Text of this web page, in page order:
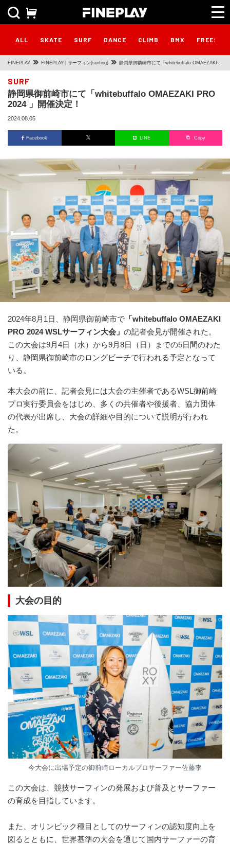
ALL SKATE SURF DANCE CLIMB BMX
FINEPLAY FINEPLAY | サーフィン(surfing) 静岡県御前崎市にて「whitebuffalo OMAEZAKI
SURF
静岡県御前崎市にて「whitebuffalo OMAEZAKI PRO
2024 」開催決定！
2024.08.05
Facebook LINE Copy
2024年8月1日、静岡県御前崎市で 「whitebuffalo OMAEZAKI
PRO 2024 WSLサーフィン大会」 の記者会見が開催された。
この大会は9月4日（水）から9月8日（日）までの5日間のわた
り、静岡県御前崎市のロングビーチで行われる予定となって
いる。
本大会の前に、記者会見には大会の主催者であるWSL御前崎
プロ実行委員会をはじめ、多くの共催者や後援者、協力団体
の代表が出席し、大会の詳細や目的について説明が行われ
た。
大会の目的
今大会に出場予定の御前崎ローカルプロサーファー佐藤李
この大会は、競技サーフィンの発展および普及とサーファー
の育成を目指しています。
また、オリンピック種目としてのサーフィンの認知度向上を
図るとともに、世界基準の大会を通じて国内サーファーの育